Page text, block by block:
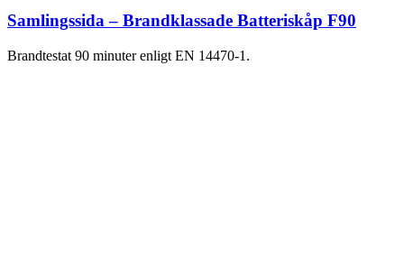
Samlingssida – Brandklassade Batteriskåp F90
Brandtestat 90 minuter enligt EN 14470-1.